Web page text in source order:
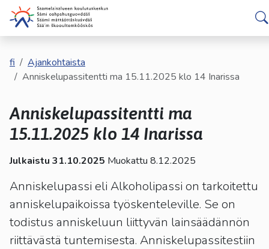
Siirry pääsisältöön
Valitse
oleva
tulos
ja
alasnuolilla.
Siirry
valittuun
painamalla
enteriä.
Kosketuslaitteiden
käyttäjät
voivat
Hakijalle
Opiskelijalle
Palvelut
Yhteystiedot
fi
Ajankohtaista
Anniskelupassitentti ma 15.11.2025 klo 14 Inarissa
Anniskelupassitentti ma
15.11.2025 klo 14 Inarissa
Julkaistu 31.10.2025 Muokattu 8.12.2025
Anniskelupassi eli Alkoholipassi on tarkoitettu
anniskelupaikoissa työskenteleville. Se on
todistus anniskeluun liittyvän lainsäädännön
riittävästä tuntemisesta. Anniskelupassitestiin